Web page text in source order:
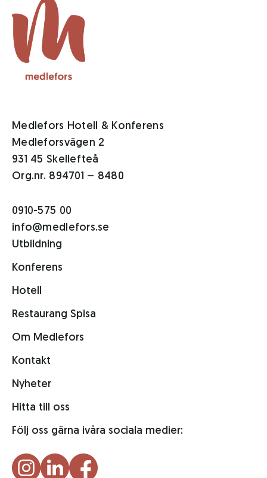
Medlefors Hotell & Konferens
Medleforsvägen 2
931 45 Skellefteå
Org.nr. 894701 – 8480
0910-575 00
info@medlefors.se
Utbildning
Konferens
Hotell
Restaurang Spisa
Om Medlefors
Kontakt
Nyheter
Hitta till oss
Följ oss gärna ivåra sociala medier: